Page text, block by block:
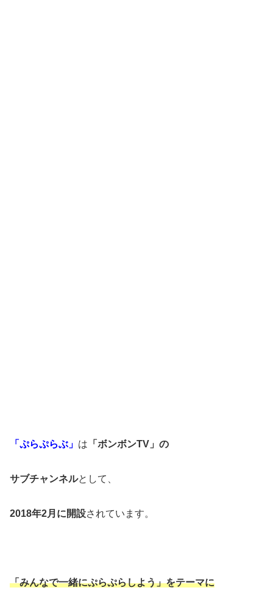
「ぷらぷらぶ」 は 「ボンボンTV」の
サブチャンネルとして、
2018年2月に開設されています。
「みんなで一緒にぷらぷらしよう」をテーマに